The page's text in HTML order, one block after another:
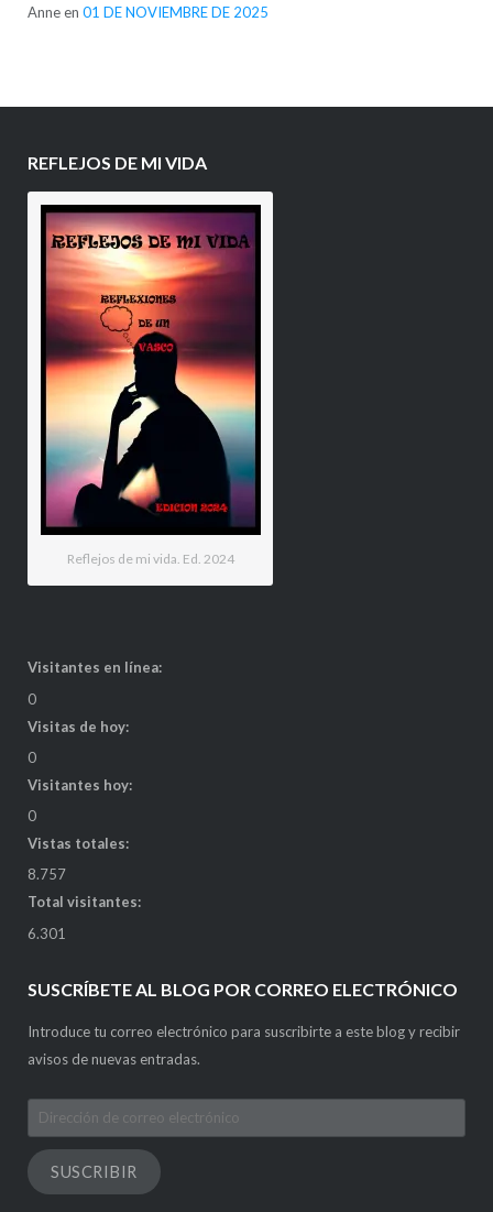
Anneen 01 DE NOVIEMBRE DE 2025
REFLEJOS DE MI VIDA
Reflejos de mi vida. Ed. 2024
Visitantes en línea:
0
Visitas de hoy:
0
Visitantes hoy:
0
Vistas totales:
8.757
Total visitantes:
6.301
SUSCRÍBETE AL BLOG POR CORREO ELECTRÓNICO
Introduce tu correo electrónico para suscribirte a este blog y recibir
avisos de nuevas entradas.
Dirección
de
correo
electrónico
SUSCRIBIR